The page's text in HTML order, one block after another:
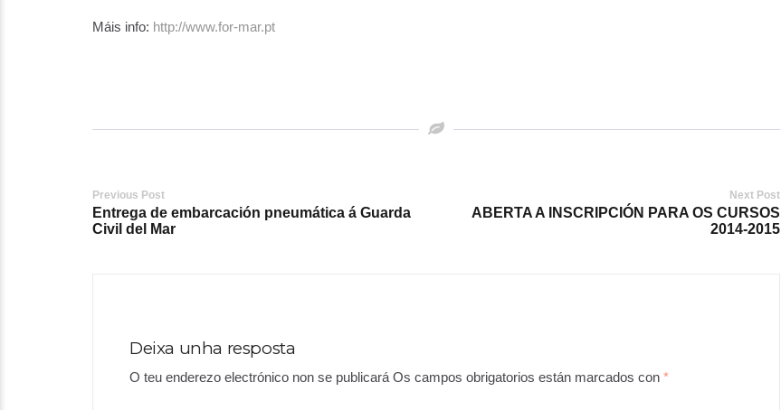
Máis info: http://www.for-mar.pt
Post
navigation
Previous Post
Entrega de embarcación pneumática á Guarda
Civil del Mar
Next Post
ABERTA A INSCRIPCIÓN PARA OS CURSOS
2014-2015
Deixa unha resposta
O teu enderezo electrónico non se publicará Os campos obrigatorios están marcados con *